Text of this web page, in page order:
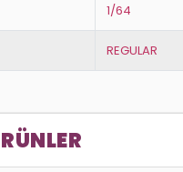
1/64
REGULAR